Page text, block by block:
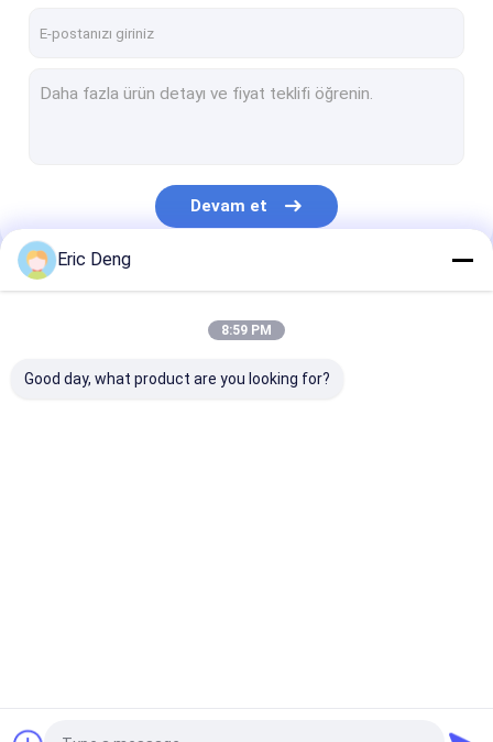
Devam et
Kategorilerimiz
Eric Deng
8:59 PM
Good day, what product are you looking for?